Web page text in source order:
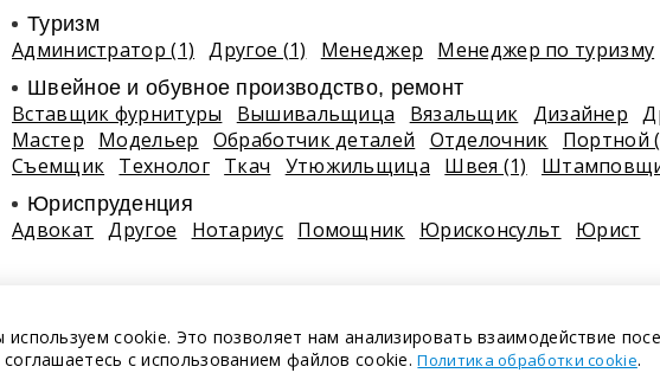
Туризм
Администратор (1) Другое (1) Менеджер Менеджер по туризму
Швейное и обувное производство, ремонт
Вставщик фурнитуры Вышивальщица Вязальщик Дизайнер
Мастер
Модельер Обработчик деталей Отделочник Портной
Съемщик Технолог Ткач Утюжильщица Швея (1)
Юриспруденция
Адвокат Другое Нотариус Помощник Юрисконсульт Юрист
cookie. Это позволяет нам анализировать взаимодействие
с использованием файлов cookie.Политика обработки cookie.